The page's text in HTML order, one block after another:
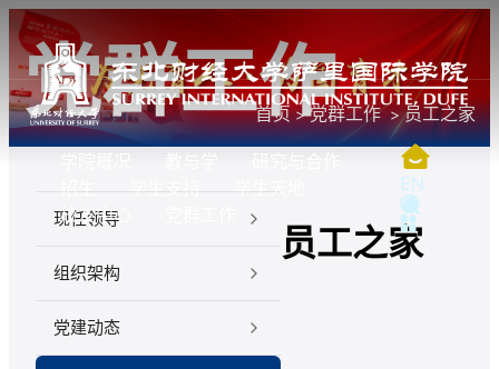
EN
招生
学生支持
学生天地
校友中心
党群工作
首页 党群工作 员工之家
现任领导
组织架构
党建动态
员工之家